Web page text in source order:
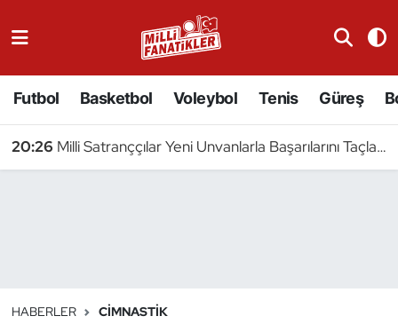
Futbol Basketbol Voleybol Tenis Güreş
20:26 Milli Satranççılar Yeni Unvanlarla Başarılarını Taçlandırdı
HABERLER CIMNASTIK
Badminton